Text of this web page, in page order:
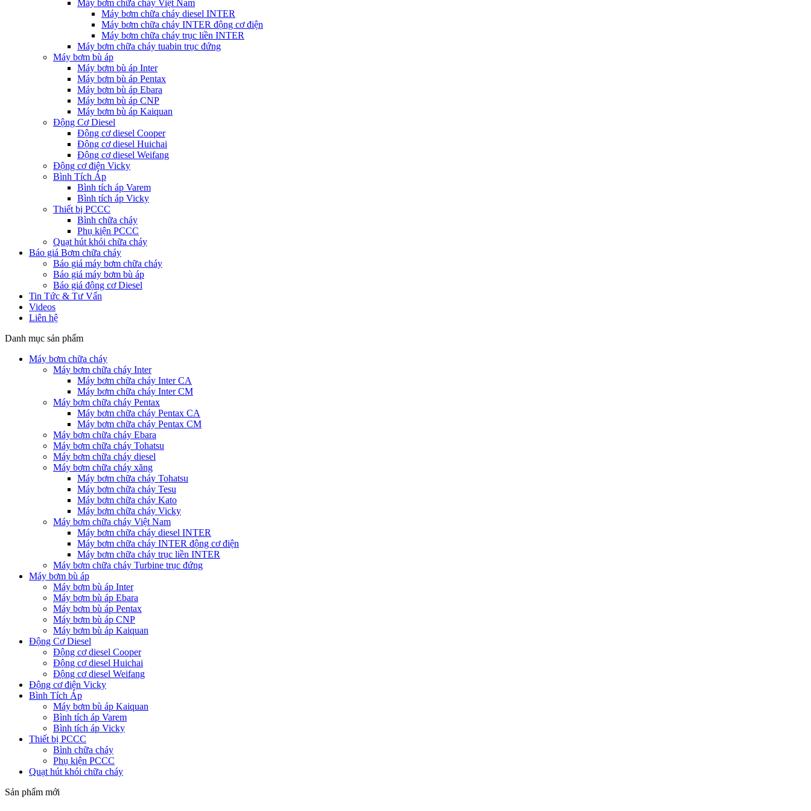
Máy bơm chữa cháy Việt Nam
Máy bơm chữa cháy diesel INTER
Máy bơm chữa cháy INTER động cơ điện
Máy bơm chữa cháy trục liền INTER
Máy bơm chữa cháy tuabin trục đứng
Máy bơm bù áp
Máy bơm bù áp Inter
Máy bơm bù áp Pentax
Máy bơm bù áp Ebara
Máy bơm bù áp CNP
Máy bơm bù áp Kaiquan
Động Cơ Diesel
Động cơ diesel Cooper
Động cơ diesel Huichai
Động cơ diesel Weifang
Động cơ điện Vicky
Bình Tích Áp
Bình tích áp Varem
Bình tích áp Vicky
Thiết bị PCCC
Bình chữa cháy
Phụ kiện PCCC
Quạt hút khói chữa cháy
Báo giá Bơm chữa cháy
Báo giá máy bơm chữa cháy
Báo giá máy bơm bù áp
Báo giá động cơ Diesel
Tin Tức & Tư Vấn
Videos
Liên hệ
Danh mục sản phẩm
Máy bơm chữa cháy
Máy bơm chữa cháy Inter
Máy bơm chữa cháy Inter CA
Máy bơm chữa cháy Inter CM
Máy bơm chữa cháy Pentax
Máy bơm chữa cháy Pentax CA
Máy bơm chữa cháy Pentax CM
Máy bơm chữa cháy Ebara
Máy bơm chữa cháy Tohatsu
Máy bơm chữa cháy diesel
Máy bơm chữa cháy xăng
Máy bơm chữa cháy Tohatsu
Máy bơm chữa cháy Tesu
Máy bơm chữa cháy Kato
Máy bơm chữa cháy Vicky
Máy bơm chữa cháy Việt Nam
Máy bơm chữa cháy diesel INTER
Máy bơm chữa cháy INTER động cơ điện
Máy bơm chữa cháy trục liền INTER
Máy bơm chữa cháy Turbine trục đứng
Máy bơm bù áp
Máy bơm bù áp Inter
Máy bơm bù áp Ebara
Máy bơm bù áp Pentax
Máy bơm bù áp CNP
Máy bơm bù áp Kaiquan
Động Cơ Diesel
Động cơ diesel Cooper
Động cơ diesel Huichai
Động cơ diesel Weifang
Động cơ điện Vicky
Bình Tích Áp
Máy bơm bù áp Kaiquan
Bình tích áp Varem
Bình tích áp Vicky
Thiết bị PCCC
Bình chữa cháy
Phụ kiện PCCC
Quạt hút khói chữa cháy
Sản phẩm mới